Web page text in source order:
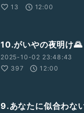
13
12:00
10.がいやの夜明け🌄
2025-10-02 23:48:43
397
12:00
9.あなたに似合わな